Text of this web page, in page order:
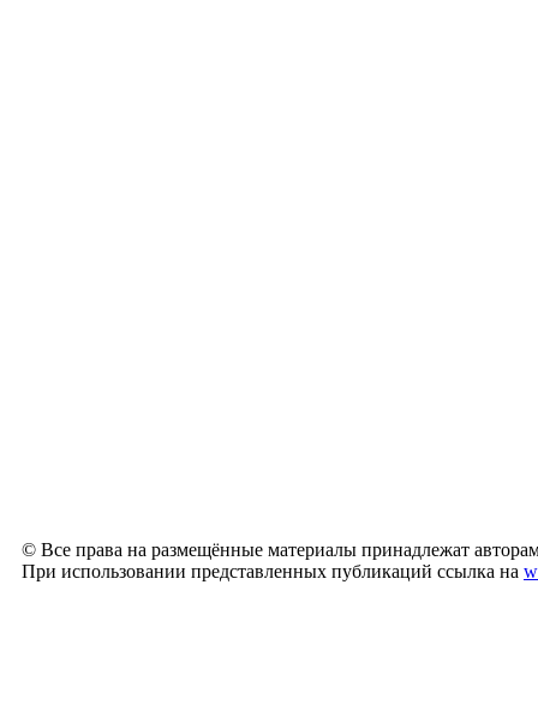
© Все права на размещённые материалы принадлежат
При использовании представленных публикаций ссылка на